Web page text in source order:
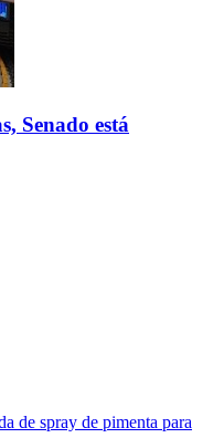
Senado está
de spray de pimenta para